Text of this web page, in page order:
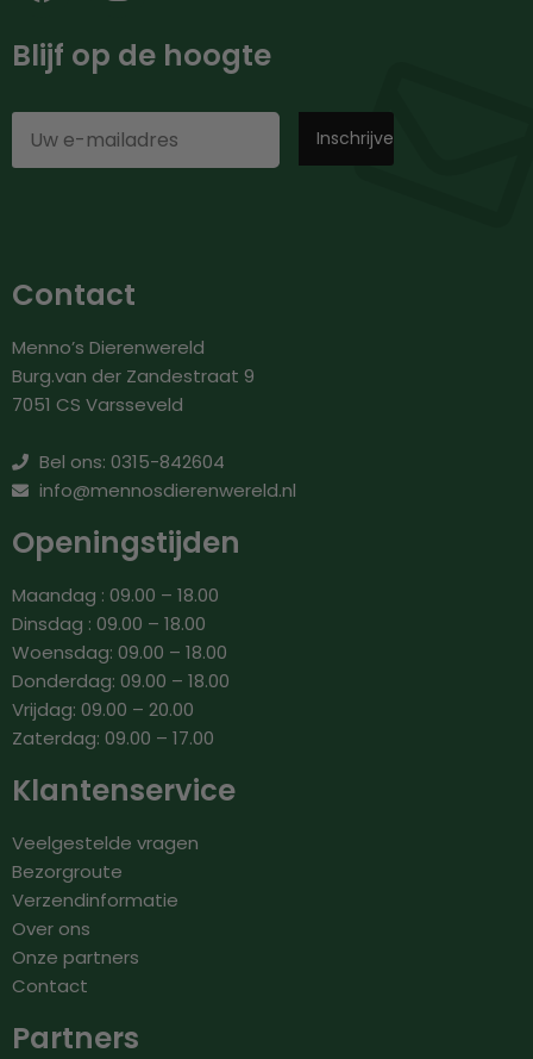
Blijf op de hoogte
Contact
Menno’s Dierenwereld
Burg.van der Zandestraat 9
7051 CS Varsseveld
Bel ons: 0315-842604
info@mennosdierenwereld.nl
Openingstijden
Maandag : 09.00 – 18.00
Dinsdag : 09.00 – 18.00
Woensdag: 09.00 – 18.00
Donderdag: 09.00 – 18.00
Vrijdag: 09.00 – 20.00
Zaterdag: 09.00 – 17.00
Klantenservice
Veelgestelde vragen
Bezorgroute
Verzendinformatie
Over ons
Onze partners
Contact
Partners